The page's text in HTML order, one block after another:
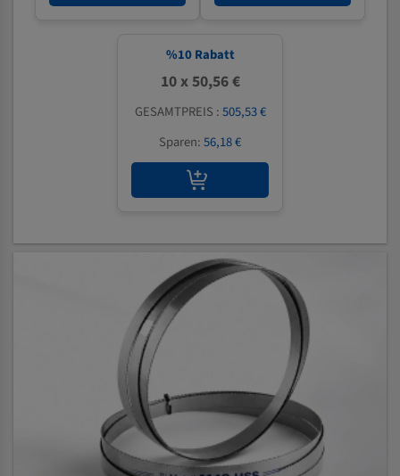
%10 Rabatt
10 x 50,56 €
GESAMTPREIS :505,53 €
Sparen:56,18 €